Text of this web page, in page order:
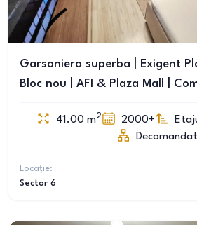
Garsoniera superba | Exigent
Bloc nou | AFI & Plaza Mall |
41.00 m2 2000+
Decomandat
Locație:
Sector 6